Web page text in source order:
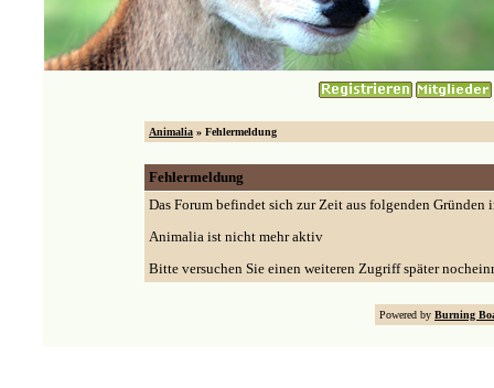
Animalia » Fehlermeldung
Fehlermeldung
Das Forum befindet sich zur Zeit aus folgenden Gründen
Animalia ist nicht mehr aktiv
Bitte versuchen Sie einen weiteren Zugriff später
Powered by Burning